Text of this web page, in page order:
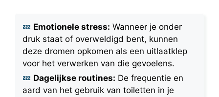
Emotionele stress: Wanneer je onder
druk staat of overweldigd bent, kunnen
deze dromen opkomen als een uitlaatklep
voor het verwerken van die gevoelens.
Dagelijkse routines: De frequentie en
aard van het gebruik van toiletten in je